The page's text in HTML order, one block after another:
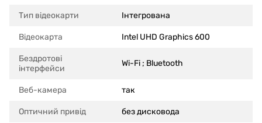
Тип відеокарти Інтегрована
Відеокарта Intel UHD Graphics 600
Бездротові
інтерфейси
Wi-Fi ; Bluetooth
Веб-камера так
Оптичний привід без дисковода